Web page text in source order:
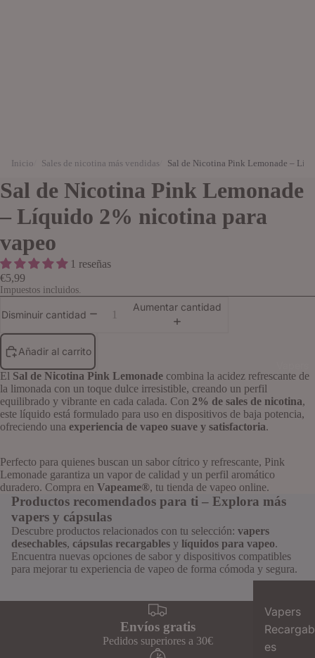
Vapers
es
Inicio Sales de nicotina más vendidas Sal de Nicotina Pink Lemonade –
Sal de Nicotina Pink Lemonade
– Líquido 2% nicotina para
vapeo
1 reseñas
€5,99
Impuestos incluidos.
Disminuir cantidad
Aumentar cantidad
Añadir al carrito
El Sal de Nicotina Pink Lemonade combina la acidez refrescante de
la limonada con un toque dulce irresistible, creando un perfil
equilibrado y vibrante en cada calada. Con 2% de sales de nicotina,
este líquido está formulado para uso en dispositivos de baja potencia,
ofreciendo una experiencia de vapeo suave y satisfactoria.
Perfecto para quienes buscan un sabor cítrico y refrescante, Pink
Lemonade garantiza un vapor de calidad y un perfil aromático
duradero. Compra en Vapeame®, tu tienda de vapeo online.
Productos recomendados para ti – Explora más
vapers y cápsulas
Descubre productos relacionados con tu selección: vapers
desechables, cápsulas recargables y líquidos para vapeo.
Encuentra nuevas opciones de sabor y dispositivos compatibles
para mejorar tu experiencia de vapeo de forma cómoda y segura.
Envíos gratis
Pedidos superiores a 30€